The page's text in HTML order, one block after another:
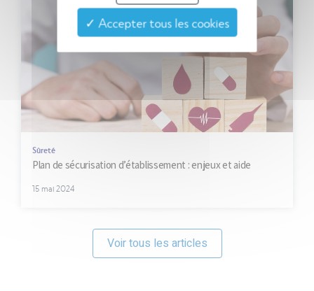
Sûreté
Plan de sécurisation d’établissement : enjeux et aide
15 mai 2024
Voir tous les articles
✓ Accepter tous les cookies